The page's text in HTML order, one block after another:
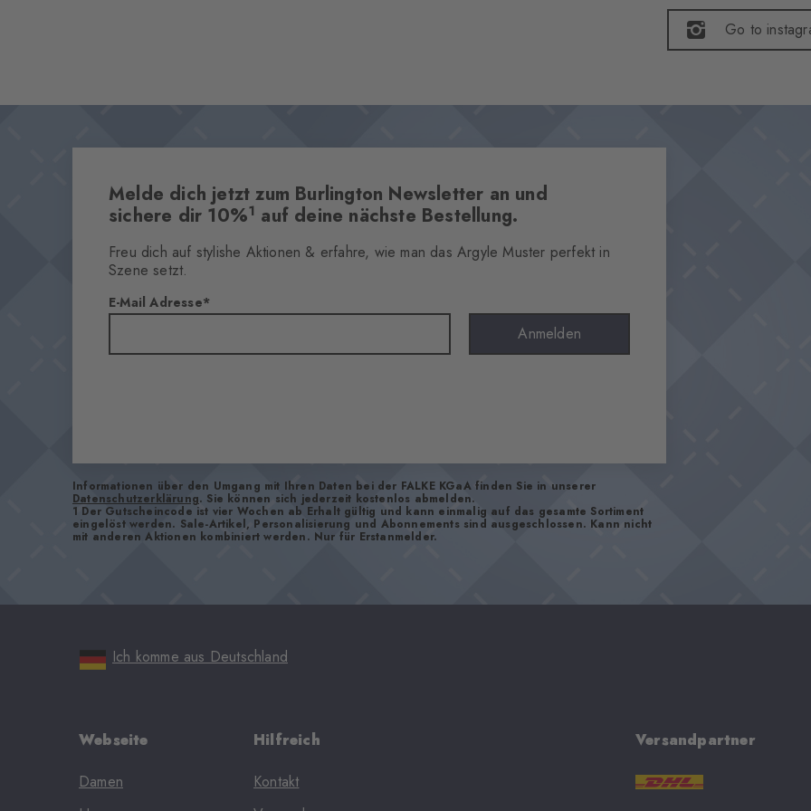
Go to
Melde dich jetzt zum Burlington Newsletter an und
sichere dir 10%1 auf deine nächste Bestellung.
Freu dich auf stylishe Aktionen & erfahre, wie man das Argyle Muster perfekt in
Szene setzt.
E-Mail Adresse
Anmelden
Informationen über den Umgang mit Ihren Daten bei der FALKE KGaA finden Sie in unserer
Datenschutzerklärung. Sie können sich jederzeit kostenlos abmelden.
1 Der Gutscheincode ist vier Wochen ab Erhalt gültig und kann einmalig auf das gesamte Sortiment
eingelöst werden. Sale-Artikel, Personalisierung und Abonnements sind ausgeschlossen. Kann nicht
mit anderen Aktionen kombiniert werden. Nur für Erstanmelder.
Ich komme aus Deutschland
Webseite
Damen
Hilfreich
Kontakt
Versandpartner